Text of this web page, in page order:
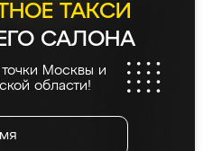
ТАКСИ
САЛОНА
Москвы и
области!